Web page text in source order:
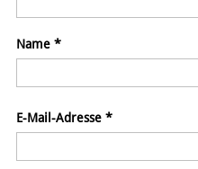
Name *
E-Mail-Adresse *